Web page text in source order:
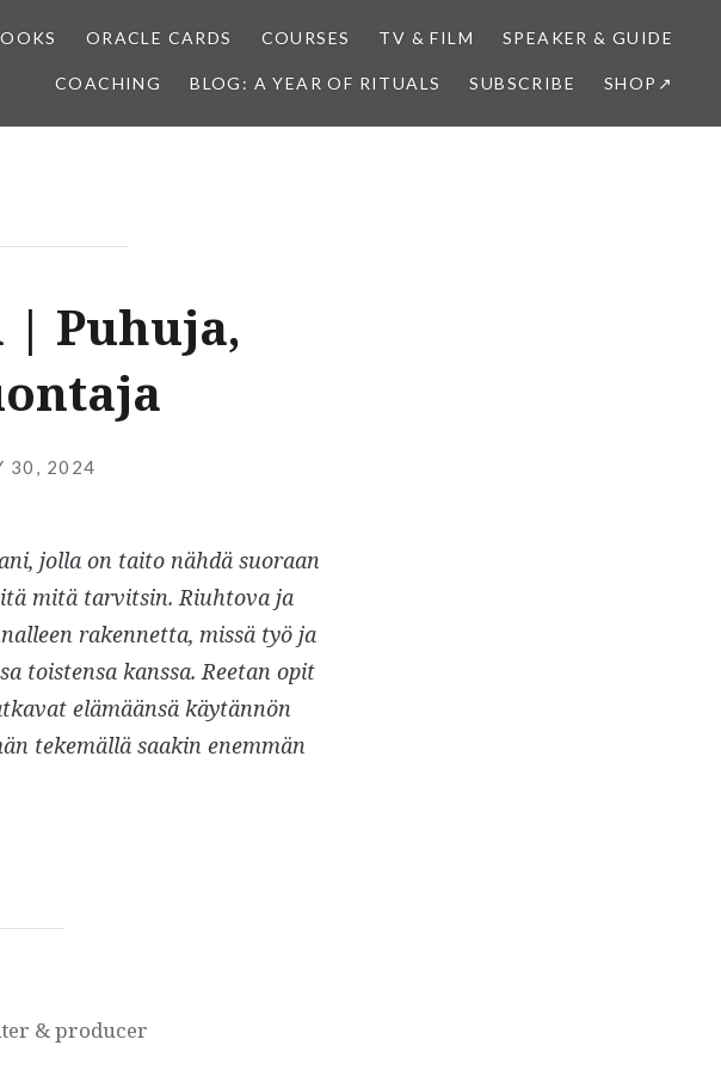
ORACLE CARDS COURSES TV & FILM SPEAKER & GUIDE
COACHING BLOG: A YEAR OF RITUALS SUBSCRIBE SHOP↗
| Puhuja,
30, 2024
jolla on taito nähdä suoraan
mitä tarvitsin. Riuhtova ja
rakennetta, missä työ ja
toistensa kanssa. Reetan opit
elämäänsä käytännön
tekemällä saakin enemmän
& producer